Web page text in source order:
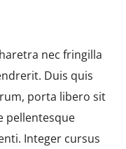
nec fringilla
Duis quis
porta libero sit
pellentesque
Integer cursus